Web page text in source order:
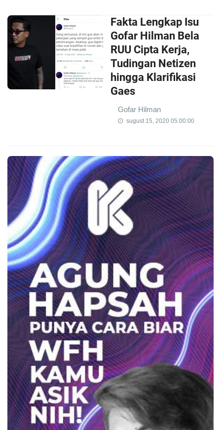
Fakta Lengkap Isu
Gofar Hilman Bela
RUU Cipta Kerja,
Tudingan Netizen
hingga Klarifikasi
Gaes
Gofar Hilman
sugust 15, 2020 05:00:00